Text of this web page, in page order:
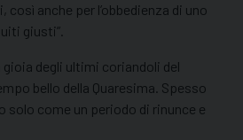
anche per l’obbedienza di uno
giusti”.
gioia degli ultimi coriandoli del
bello della Quaresima. Spesso
solo come un periodo di rinunce e